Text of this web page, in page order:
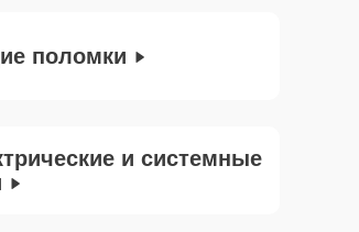
поломки
и системные